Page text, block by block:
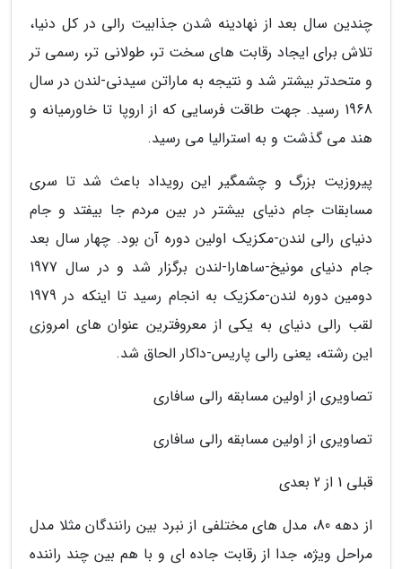
چندین سال بعد از نهادینه شدن جذابیت رالی در کل دنیا،
تلاش برای ایجاد رقابت های سخت تر، طولانی تر، رسمی تر
و متحدتر بیشتر شد و نتیجه به ماراتن سیدنی-لندن در سال
1968 رسید. جهت طاقت فرسایی که از اروپا تا خاورمیانه و
هند می گذشت و به استرالیا می رسید.
پیروزیت بزرگ و چشمگیر این رویداد باعث شد تا سری
مسابقات جام دنیای بیشتر در بین مردم جا بیفتد و جام
دنیای رالی لندن-مکزیک اولین دوره آن بود. چهار سال بعد
جام دنیای مونیخ-ساهارا-لندن برگزار شد و در سال 1977
دومین دوره لندن-مکزیک به انجام رسید تا اینکه در 1979
لقب رالی دنیای به یکی از معروفترین عنوان های امروزی
این رشته، یعنی رالی پاریس-داکار الحاق شد.
تصاویری از اولین مسابقه رالی سافاری
تصاویری از اولین مسابقه رالی سافاری
قبلی 1 از 2 بعدی
از دهه 80، مدل های مختلفی از نبرد بین رانندگان مثلا مدل
مراحل ویژه، جدا از رقابت جاده ای و با هم بین چند راننده